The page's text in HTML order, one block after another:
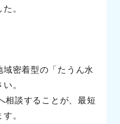
。
密着型の「たうん水
。
談することが、最短
。